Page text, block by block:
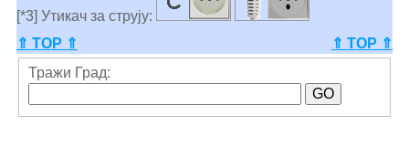
[*3] Утикач за струју:
⇑ TOP ⇑
⇑ TOP ⇑
Тражи Град: